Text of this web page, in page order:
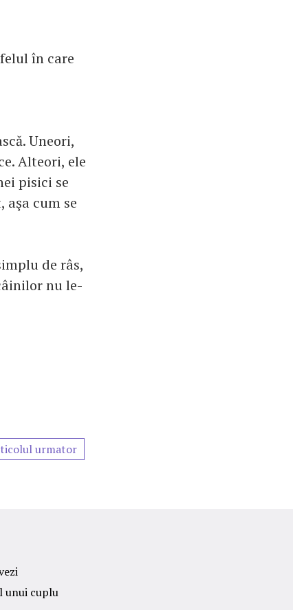
în care
Uneori,
Alteori, ele
pisici se
aşa cum se
de râs,
nu le-
urmator
unui cuplu